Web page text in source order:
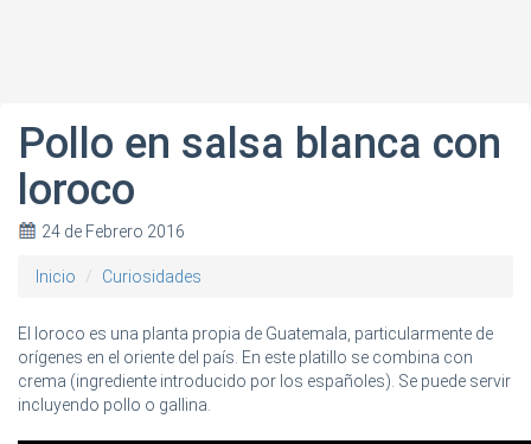
Pollo en salsa blanca con
loroco
24 de Febrero 2016
Inicio Curiosidades
El loroco es una planta propia de Guatemala, particularmente de
orígenes en el oriente del país. En este platillo se combina con
crema (ingrediente introducido por los españoles). Se puede servir
incluyendo pollo o gallina.